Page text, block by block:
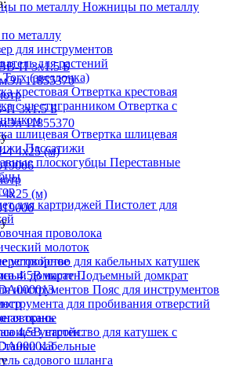
Ножницы по металлу
металлу
для инструментов
для растений
(звездочка)
Отвертка крестовая
Отвертка с
Отвертка шлицевая
Пассатижи
Переставные
Пистолет для
проволока
молоток
устройство для кабельных катушек
Подъемный домкрат
Пояс для инструментов
для пробивания отверстий
ткань
устройство для катушек с
кабельные
садового шланга
П 3х1.5 Б
11855370
(м)
4.5В настен.